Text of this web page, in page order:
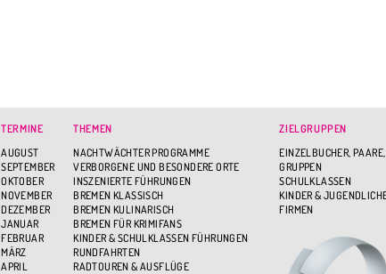
TERMINE
AUGUST
SEPTEMBER
OKTOBER
NOVEMBER
DEZEMBER
JANUAR
FEBRUAR
MÄRZ
APRIL
THEMEN
NACHTWÄCHTER PROGRAMME
VERBORGENE UND BESONDERE ORTE
INSZENIERTE FÜHRUNGEN
BREMEN KLASSISCH
BREMEN KULINARISCH
BREMEN FÜR KRIMIFANS
KINDER & SCHULKLASSEN FÜHRUNGEN
RUNDFAHRTEN
RADTOUREN & AUSFLÜGE
ZIELGRUPPEN
EINZELBUCHER,
GRUPPEN
SCHULKLASSEN
KINDER &
FIRMEN